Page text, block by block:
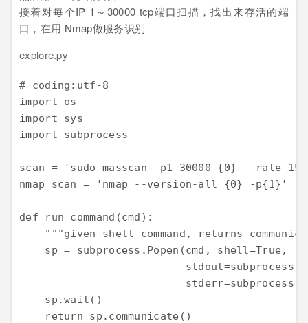
接着对每个IP 1～30000 tcp端口扫描，找出来存活的端
口，在用 Nmap做服务识别
explore.py
# coding:utf-8
import os
import sys
import subprocess
scan = 'sudo masscan -p1-30000 {0} --rate
nmap_scan = 'nmap --version-all {0} -p{1}'
def run_command(cmd):
"""given shell command, returns
    sp = subprocess.Popen(cmd, shell=True,
    sp.wait()
    return sp.communicate()